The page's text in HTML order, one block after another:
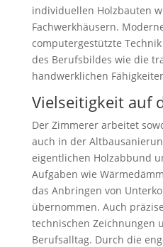
individuellen Holzbauten
Fachwerkhäusern.
computergestützte
des Berufsbildes wie die
handwerklichen
Vielseitigkeit auf
Der Zimmerer arbeitet
auch in der
eigentlichen Holzabbund
Aufgaben wie
das Anbringen von
übernommen. Auch
technischen Zeichnungen
Berufsalltag. Durch die